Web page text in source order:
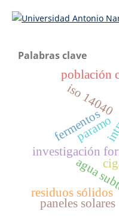
Palabras clave
investigación
agua
paramo
residuos sólidos
iso 14040
población
fermentos
paneles solares